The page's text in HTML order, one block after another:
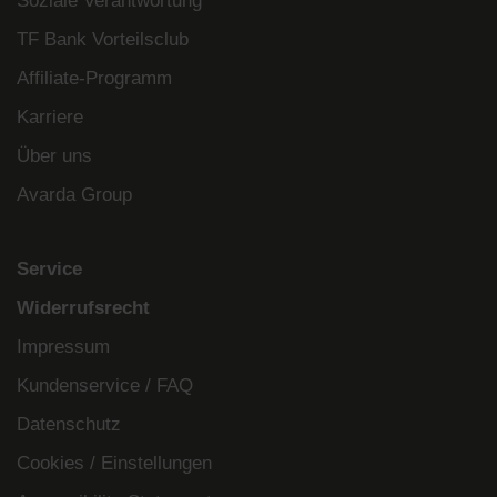
TF Bank Vorteilsclub
Affiliate-Programm
Karriere
Über uns
Avarda Group
Service
Widerrufsrecht
Impressum
Kundenservice / FAQ
Datenschutz
Cookies / Einstellungen